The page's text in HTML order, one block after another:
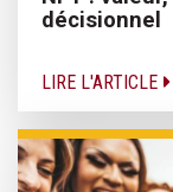
décisionnel
LIRE L'ARTICLE